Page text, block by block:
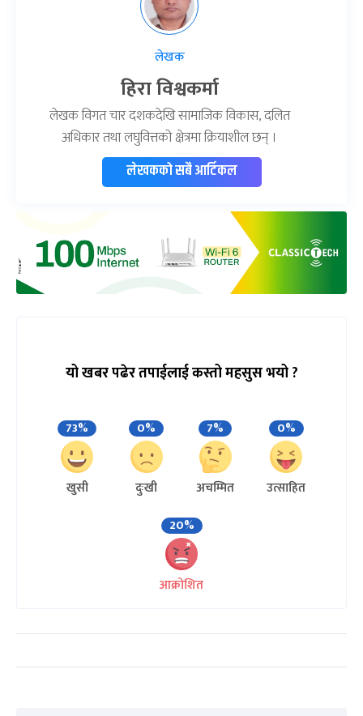
लेखक
हिरा विश्वकर्मा
लेखक विगत चार दशकदेखि सामाजिक विकास, दलित
अधिकार तथा लघुवित्तको क्षेत्रमा क्रियाशील छन् ।
लेखकको सबै आर्टिकल
यो खबर पढेर तपाईलाई कस्तो महसुस भयो ?
73%
खुसी
0%
दुःखी
7%
अचम्मित
0%
उत्साहित
20%
आक्रोशित